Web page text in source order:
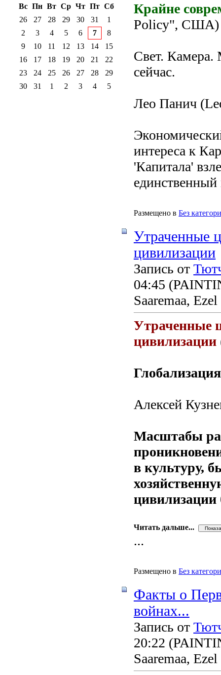
Крайне
Policy", США)
Свет.
сейчас.
Лео Панич
интереса к
'Капитала'
единственный
Размещено в Без
Утраченные
цивилизации
Запись от
04:45
Saaremaa,
Утраченные
цивилизации
Алексей
Масштабы
в культуру,
цивилизации
Читать дальше...
...
Размещено в Без
Факты о
войнах...
Запись от
20:22
Saaremaa,
Вс Пн Вт Ср Чт Пт Сб
26
27 28 29 30 31
1
2
3 4 5 6 7
8
9
10 11 12 13 14
15
16
17 18 19 20 21
22
23
24 25 26 27 28
29
30
31 1 2 3 4 5